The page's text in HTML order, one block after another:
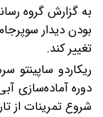
به گزارش گروه
بودن دیدار
تغییر کند.
ریکاردو ساپینتو
دوره آماده‌سازی
شروع تمرینات از تاریخ ۲۰ تیر ماه